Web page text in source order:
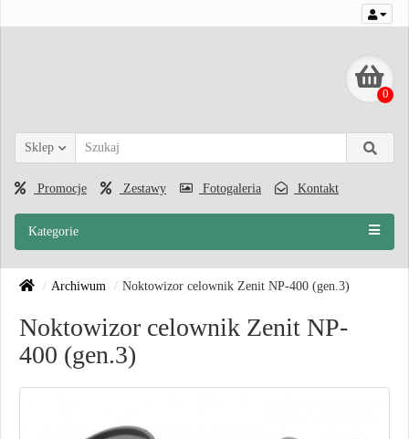
0
Sklep
Promocje Zestawy Fotogaleria Kontakt
Kategorie
Archiwum Noktowizor celownik Zenit NP-400 (gen.3)
Noktowizor celownik Zenit NP-
400 (gen.3)